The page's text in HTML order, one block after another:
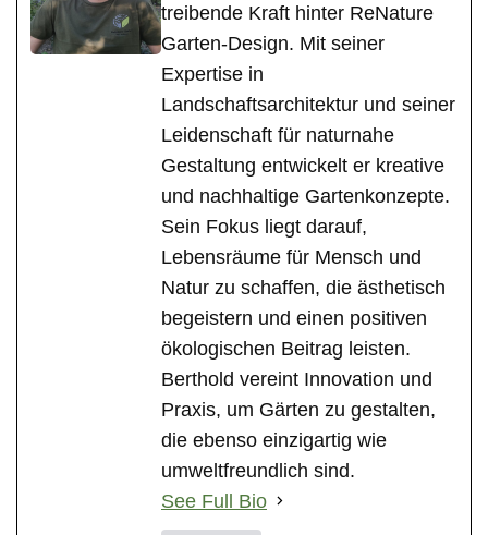
treibende Kraft hinter ReNature
Garten-Design. Mit seiner
Expertise in
Landschaftsarchitektur und seiner
Leidenschaft für naturnahe
Gestaltung entwickelt er kreative
und nachhaltige Gartenkonzepte.
Sein Fokus liegt darauf,
Lebensräume für Mensch und
Natur zu schaffen, die ästhetisch
begeistern und einen positiven
ökologischen Beitrag leisten.
Berthold vereint Innovation und
Praxis, um Gärten zu gestalten,
die ebenso einzigartig wie
umweltfreundlich sind.
See Full Bio